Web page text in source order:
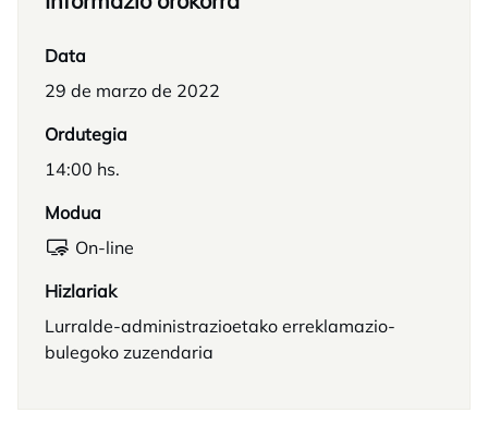
Data
29 de marzo de 2022
Ordutegia
14:00 hs.
Modua
On-line
Hizlariak
Lurralde-administrazioetako erreklamazio-
bulegoko zuzendaria